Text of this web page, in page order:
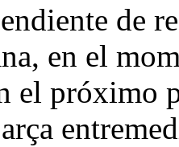
de
en el
el próximo